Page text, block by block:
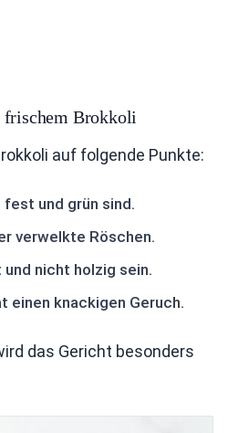
frischem Brokkoli
auf folgende Punkte:
fest und grün sind.
verwelkte Röschen.
nicht holzig sein.
einen knackigen Geruch.
das Gericht besonders